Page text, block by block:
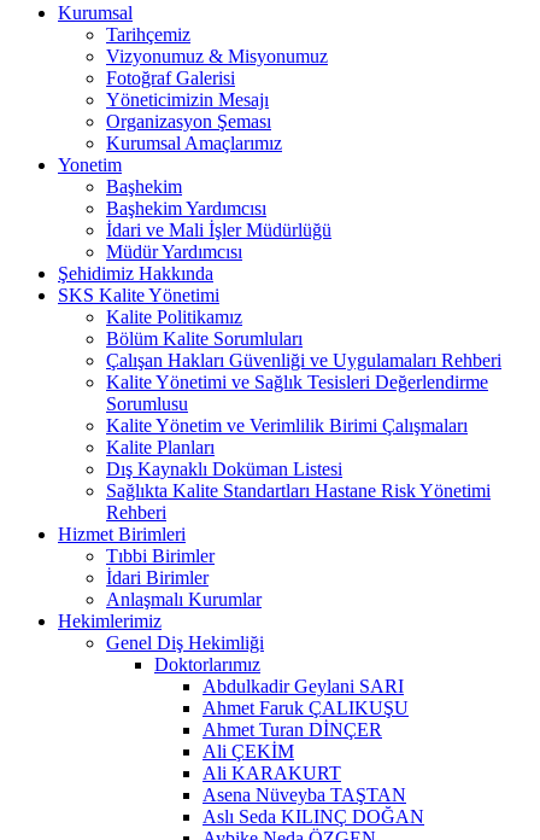
Kurumsal
Tarihçemiz
Vizyonumuz & Misyonumuz
Fotoğraf Galerisi
Yöneticimizin Mesajı
Organizasyon Şeması
Kurumsal Amaçlarımız
Yonetim
Başhekim
Başhekim Yardımcısı
İdari ve Mali İşler Müdürlüğü
Müdür Yardımcısı
Şehidimiz Hakkında
SKS Kalite Yönetimi
Kalite Politikamız
Bölüm Kalite Sorumluları
Çalışan Hakları Güvenliği ve Uygulamaları Rehberi
Kalite Yönetimi ve Sağlık Tesisleri Değerlendirme
Sorumlusu
Kalite Yönetim ve Verimlilik Birimi Çalışmaları
Kalite Planları
Dış Kaynaklı Doküman Listesi
Sağlıkta Kalite Standartları Hastane Risk Yönetimi
Rehberi
Hizmet Birimleri
Tıbbi Birimler
İdari Birimler
Anlaşmalı Kurumlar
Hekimlerimiz
Genel Diş Hekimliği
Doktorlarımız
Abdulkadir Geylani SARI
Ahmet Faruk ÇALIKUŞU
Ahmet Turan DİNÇER
Ali ÇEKİM
Ali KARAKURT
Asena Nüveyba TAŞTAN
Aslı Seda KILINÇ DOĞAN